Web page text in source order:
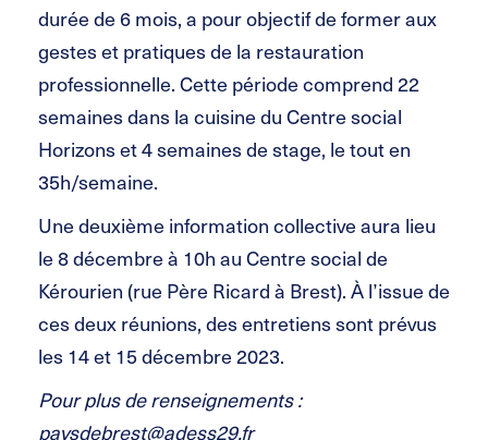
durée de 6 mois, a pour objectif de former aux
gestes et pratiques de la restauration
professionnelle. Cette période comprend 22
semaines dans la cuisine du Centre social
Horizons et 4 semaines de stage, le tout en
35h/semaine.
Une deuxième information collective aura lieu
le 8 décembre à 10h au Centre social de
Kérourien (rue Père Ricard à Brest). À l’issue de
ces deux réunions, des entretiens sont prévus
les 14 et 15 décembre 2023.
Pour plus de renseignements :
paysdebrest@adess29.fr